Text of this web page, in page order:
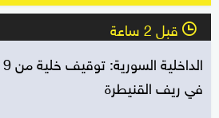
l قبل 2 ساعة
في ريف القنيطرة